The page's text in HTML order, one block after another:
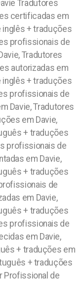
Tradutores
certificadas em
inglês + traduções
profissionais de
Tradutores
autorizadas em
inglês + traduções
profissionais de
Davie, Tradutores
em Davie,
+ traduções
profissionais de
em Davie,
+ traduções
de
em Davie,
+ traduções
profissionais de
em Davie,
+ traduções em
+ traduções
Profissional de